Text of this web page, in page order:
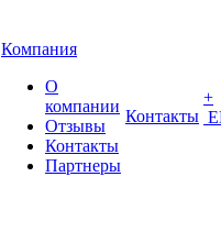
Компания
О
компании
Отзывы
Контакты
Партнеры
Контакты
+